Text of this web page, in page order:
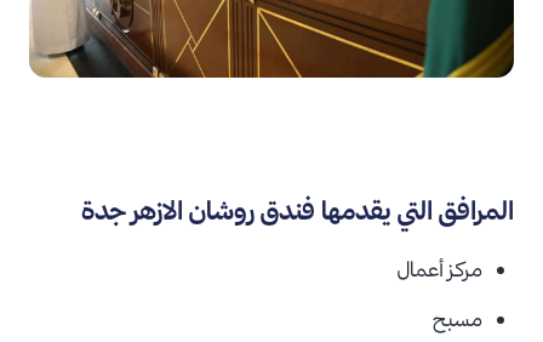
المرافق التي يقدمها فندق روشان الازهر جدة
مركز أعمال
مسبح